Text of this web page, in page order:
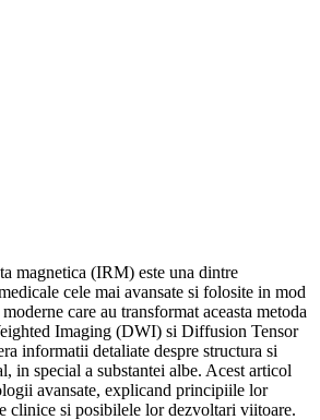
magnetica (IRM) este una dintre
cele mai avansate si folosite in mod
care au transformat aceasta metoda
Imaging (DWI) si Diffusion Tensor
informatii detaliate despre structura si
in special a substantei albe. Acest articol
avansate, explicand principiile lor
clinice si posibilele lor dezvoltari viitoare.